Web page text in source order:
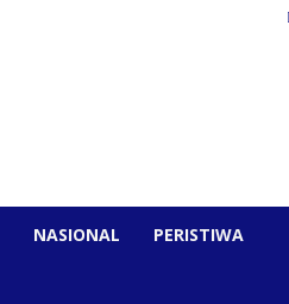
NASIONAL PERISTIWA